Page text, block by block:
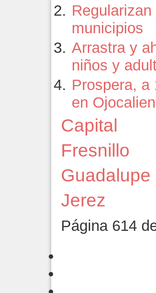
municipios
Arrastra y
niños y
Prospera, a
en
Capital
Fresnillo
Guadalupe
Jerez
Página 614